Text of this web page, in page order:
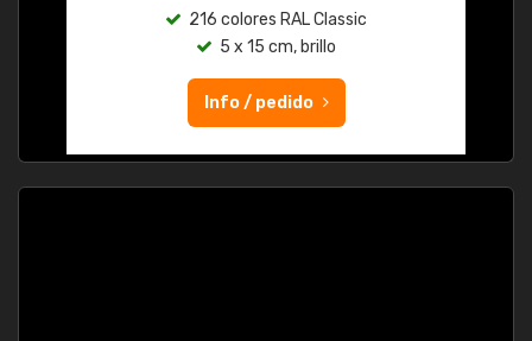
216 colores RAL Classic
5 x 15 cm, brillo
Info / pedido